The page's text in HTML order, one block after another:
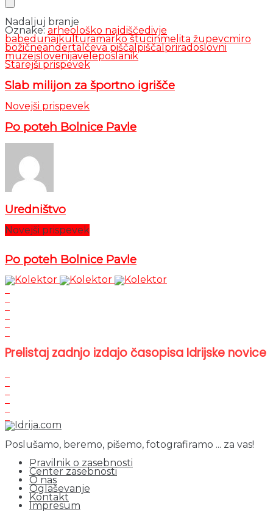
Nadaljuj branje
Oznake: arheološko najdiščedivje
babedunaj kulturamarko štucinmelita župevcmiro
božičneandertalčeva piščal piščal priradoslovni
muzejslovenijaveleposlanik
Starejši prispevek
Slab milijon za športno igrišče
Novejši prispevek
Po poteh Bolnice Pavle
Uredništvo
Novejši prispevek
Po poteh Bolnice Pavle
Prelistaj zadnjo izdajo časopisa Idrijske novice
Poslušamo, beremo, pišemo, fotografiramo ... za vas!
Pravilnik o zasebnosti
Center zasebnosti
O nas
Oglaševanje
Kontakt
Impresum